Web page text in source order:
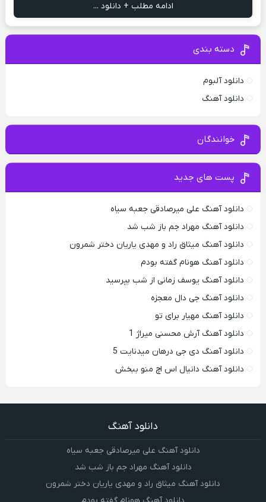
ادامه مطلب + دانلود ...
دسته بندی
دانلود آلبوم
دانلود آهنگ
خوانندگان
پست های جدید
دانلود آهنگ علی میرصادقی جعبه سیاه
دانلود آهنگ مهراد جم باز شب شد
دانلود آهنگ میثاق راد و مهدی یاریان دختر شمرون
دانلود آهنگ هونام گفته بودم
دانلود آهنگ یوسف زمانی از شب بپرسید
دانلود آهنگ جی دال معجزه
دانلود آهنگ مهیار برای تو
دانلود آهنگ آرش محسنی میراژ 1
دانلود آهنگ دی جی درهان میدنایت 5
دانلود آهنگ دانیال اس اچ منو ببخش
دانلود آهنگ
دانلود آهنگ علی میرصادقی جعبه سیاه
دانلود آهنگ مهراد جم باز شب شد
دانلود آهنگ میثاق راد و مهدی یاریان دختر شمرون